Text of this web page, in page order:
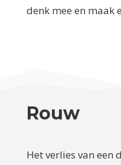
denk mee en maak
Rouw
Het verlies van een